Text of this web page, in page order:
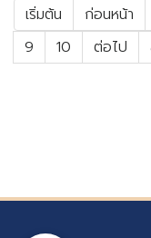
เริ่มต้น ก่อนหน้า
9
10 ต่อไป